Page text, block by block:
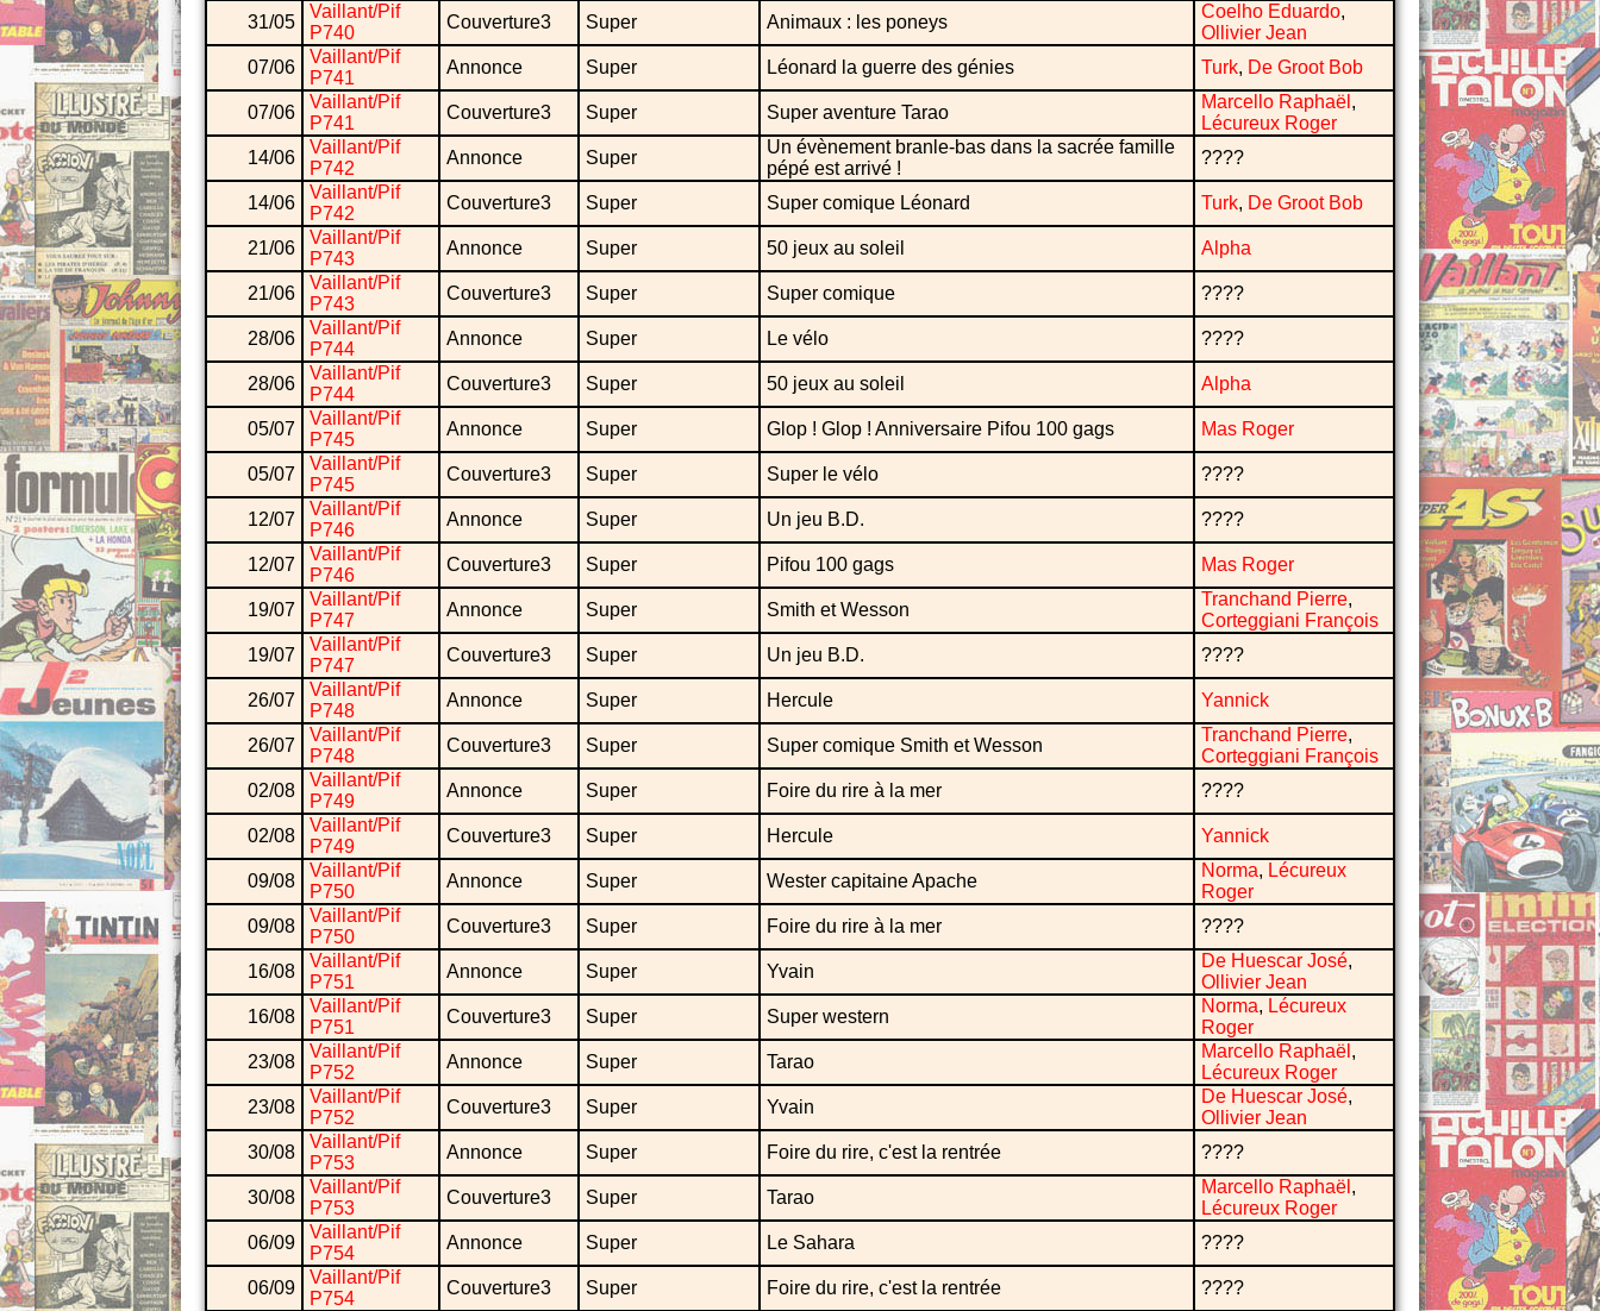
31/05
Vaillant/Pif
P740
Couverture3 Super Animaux : les poneys
Coelho Eduardo,
Ollivier Jean
07/06
Vaillant/Pif
P741
Annonce Super Léonard la guerre des génies Turk, De Groot Bob
07/06
Vaillant/Pif
P741
Couverture3 Super Super aventure Tarao
Marcello Raphaël ,
Lécureux Roger
14/06
Vaillant/Pif
P742
Annonce Super
Un évènement branle-bas dans la sacrée famille
pépé est arrivé !
????
14/06
Vaillant/Pif
P742
Couverture3 Super Super comique Léonard Turk, De Groot Bob
21/06
Vaillant/Pif
P743
Annonce Super 50 jeux au soleil Alpha
21/06
Vaillant/Pif
P743
Couverture3 Super Super comique ????
28/06
Vaillant/Pif
P744
Annonce Super Le vélo ????
28/06
Vaillant/Pif
P744
Couverture3 Super 50 jeux au soleil Alpha
05/07
Vaillant/Pif
P745
Annonce Super Glop ! Glop ! Anniversaire Pifou 100 gags Mas Roger
05/07
Vaillant/Pif
P745
Couverture3 Super Super le vélo ????
12/07
Vaillant/Pif
P746
Annonce Super Un jeu B.D. ????
12/07
Vaillant/Pif
P746
Couverture3 Super Pifou 100 gags Mas Roger
19/07
Vaillant/Pif
P747
Annonce Super Smith et Wesson
Tranchand Pierre,
Corteggiani François
19/07
Vaillant/Pif
P747
Couverture3 Super Un jeu B.D. ????
26/07
Vaillant/Pif
P748
Annonce Super Hercule Yannick
26/07
Vaillant/Pif
P748
Couverture3 Super Super comique Smith et Wesson
Tranchand Pierre,
Corteggiani François
02/08
Vaillant/Pif
P749
Annonce Super Foire du rire à la mer ????
02/08
Vaillant/Pif
P749
Couverture3 Super Hercule Yannick
09/08
Vaillant/Pif
P750
Annonce Super Wester capitaine Apache
Norma, Lécureux
Roger
09/08
Vaillant/Pif
P750
Couverture3 Super Foire du rire à la mer ????
16/08
Vaillant/Pif
P751
Annonce Super Yvain
De Huescar José,
Ollivier Jean
16/08
Vaillant/Pif
P751
Couverture3 Super Super western
Norma, Lécureux
Roger
23/08
Vaillant/Pif
P752
Annonce Super Tarao
Marcello Raphaël ,
Lécureux Roger
23/08
Vaillant/Pif
P752
Couverture3 Super Yvain
De Huescar José,
Ollivier Jean
30/08
Vaillant/Pif
P753
Annonce Super Foire du rire, c'est la rentrée ????
30/08
Vaillant/Pif
P753
Couverture3 Super Tarao
Marcello Raphaël ,
Lécureux Roger
06/09
Vaillant/Pif
P754
Annonce Super Le Sahara ????
06/09
Vaillant/Pif
P754
Couverture3 Super Foire du rire, c'est la rentrée ????